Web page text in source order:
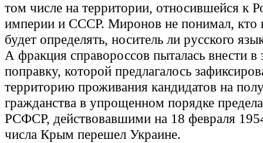
том числе на территории, относившейся к
империи и СССР. Миронов не понимал, кто
будет определять, носитель ли русского
А фракция справороссов пыталась внести в
поправку, которой предлагалось
территорию проживания кандидатов на
гражданства в упрощенном порядке
РСФСР, действовавшими на 18 февраля
числа Крым перешел Украине.